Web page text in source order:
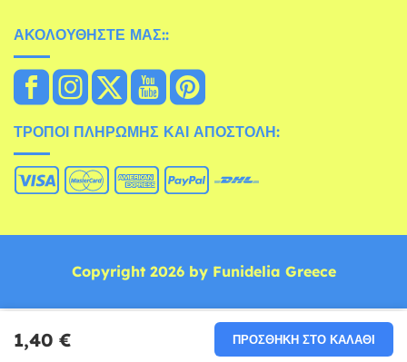
1,40 € ΠΡΟΣΘΉΚΗ ΣΤΟ ΚΑΛΆΘΙ
ΑΚΟΛΟΥΘΉΣΤΕ ΜΑΣ::
ΤΡΌΠΟΙ ΠΛΗΡΩΜΉΣ ΚΑΙ ΑΠΟΣΤΟΛΉ:
Copyright 2026 by Funidelia Greece